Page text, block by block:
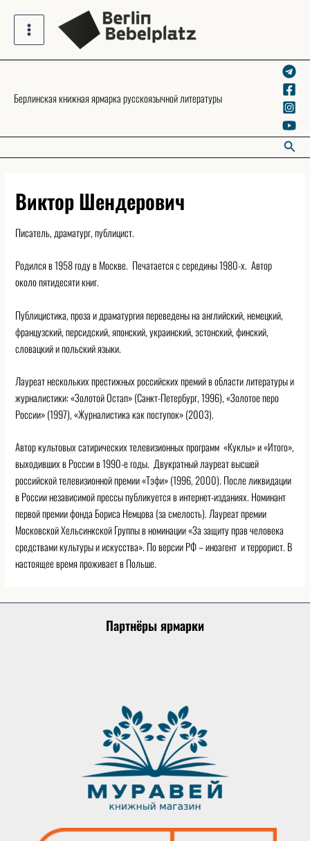
content Main
Берлинская книжная ярмарка русскоязычной литературы
Виктор Шендерович
Писатель, драматург, публицист.
Родился в 1958 году в Москве. Печатается с середины 1980-х. Автор
около пятидесяти книг.
Публицистика, проза и драматургия переведены на английский, немецкий,
французский, персидский, японский, украинский, эстонский, финский,
словацкий и польский языки.
Лауреат нескольких престижных российских премий в области литературы и
журналистики: «Золотой Остап» (Санкт-Петербург, 1996), «Золотое перо
России» (1997), «Журналистика как поступок» (2003).
Автор культовых сатирических телевизионных программ «Куклы» и «Итого»,
выходивших в России в 1990-е годы. Двукратный лауреат высшей
российской телевизионной премии «Тэфи» (1996, 2000). После ликвидации
в России независимой прессы публикуется в интернет-изданиях. Номинант
первой премии фонда Бориса Немцова (за смелость). Лауреат премии
Московской Хельсинкской Группы в номинации «За защиту прав человека
средствами культуры и искусства». По версии РФ – иноагент и террорист. В
настоящее время проживает в Польше.
Партнёры ярмарки